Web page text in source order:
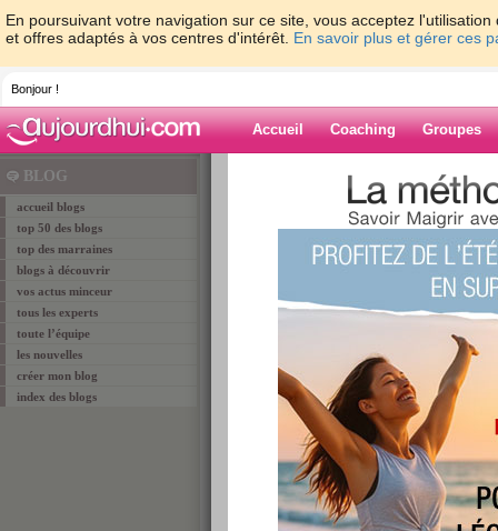
En poursuivant votre navigation sur ce site, vous acceptez
et offres adaptés à vos centres d'intérêt. En savoir plus et gérer ces
Bonjour !
Accueil Coaching Groupes
BLOG
accueil blogs
top 50 des blogs
top des marraines
blogs à découvrir
vos actus minceur
tous les experts
toute l’équipe
les nouvelles
créer mon blog
index des blogs
Bienvenue sur la chaîne desBlogs gratuits
disposition par aujourdhui.com.
Découvrez via leurs blogs les325 656
1 206 506
vos questions à nos experts sur leurs blogs !
Si vous n’avez pas encore rejoint la
blog coup de coeur